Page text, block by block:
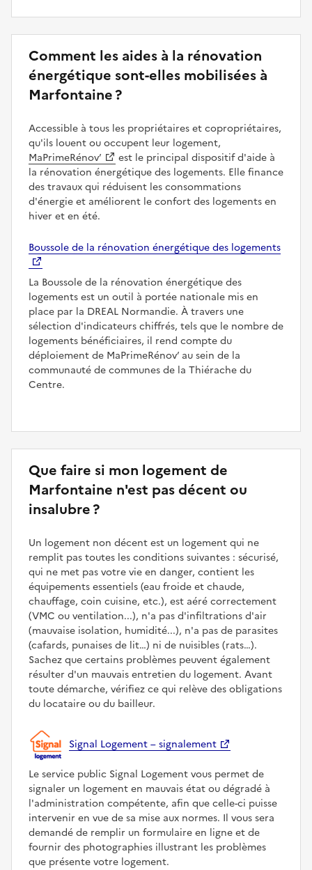
Comment les aides à la rénovation
énergétique sont-elles mobilisées à
Marfontaine ?
Accessible à tous les propriétaires et copropriétaires,
qu'ils louent ou occupent leur logement,
MaPrimeRénov’
est le principal dispositif d'aide à
la rénovation énergétique des logements. Elle finance
des travaux qui réduisent les consommations
d'énergie et améliorent le confort des logements en
hiver et en été.
Boussole de la rénovation énergétique des logements
La Boussole de la rénovation énergétique des
logements est un outil à portée nationale mis en
place par la DREAL Normandie. À travers une
sélection d'indicateurs chiffrés, tels que le nombre de
logements bénéficiaires, il rend compte du
déploiement de MaPrimeRénov’ au sein de la
communauté de communes de la Thiérache du
Centre.
Que faire si mon logement de
Marfontaine n'est pas décent ou
insalubre ?
Un logement non décent est un logement qui ne
remplit pas toutes les conditions suivantes : sécurisé,
qui ne met pas votre vie en danger, contient les
équipements essentiels (eau froide et chaude,
chauffage, coin cuisine, etc.), est aéré correctement
(VMC ou ventilation...), n'a pas d'infiltrations d'air
(mauvaise isolation, humidité...), n'a pas de parasites
(cafards, punaises de lit…) ni de nuisibles (rats…).
Sachez que certains problèmes peuvent également
résulter d'un mauvais entretien du logement. Avant
toute démarche, vérifiez ce qui relève des obligations
du locataire ou du bailleur.
Signal Logement – signalement
Le service public Signal Logement vous permet de
signaler un logement en mauvais état ou dégradé à
l'administration compétente, afin que celle-ci puisse
intervenir en vue de sa mise aux normes. Il vous sera
demandé de remplir un formulaire en ligne et de
fournir des photographies illustrant les problèmes
que présente votre logement.